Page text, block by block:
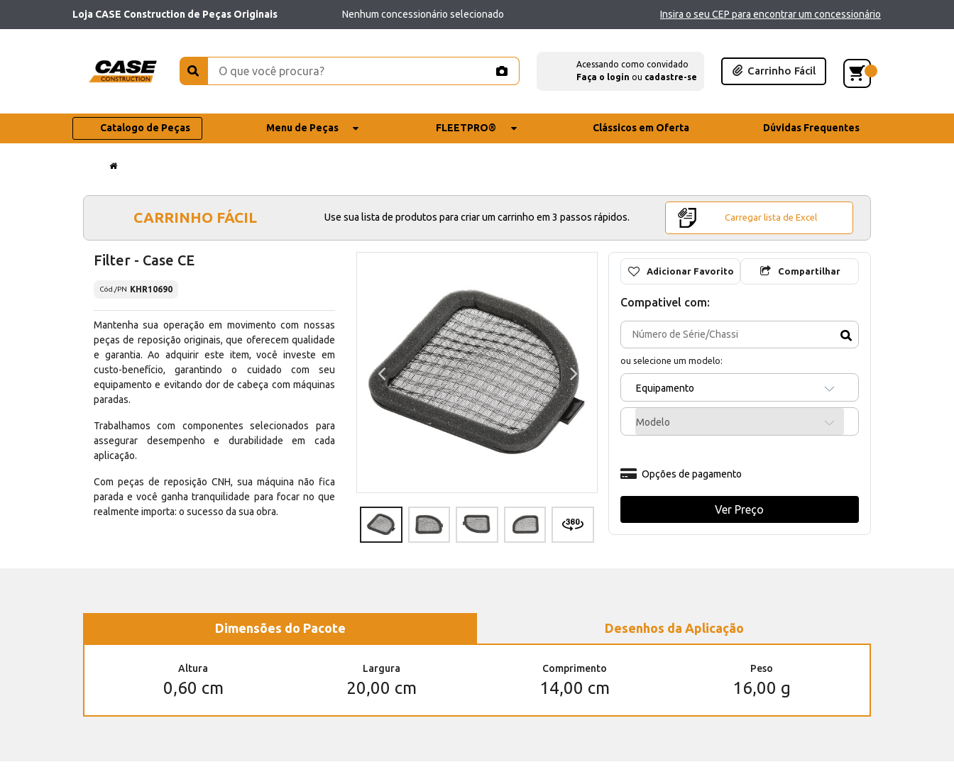
Loja CASE Construction de Peças Originais Nenhum concessionário selecionado Insira o seu CEP para encontrar um concessionário
Acessando como convidado
Faça o login ou cadastre-se
Carrinho Fácil
Catalogo de Peças Menu de Peças FLEETPRO® Clássicos em Oferta Dúvidas Frequentes
CARRINHO FÁCIL Use sua lista de produtos para criar um carrinho em 3 passos rápidos. Carregar lista de Excel
Filter - Case CE
Cód./PN KHR10690
Mantenha sua operação em movimento com nossas
peças de reposição originais, que oferecem qualidade
e garantia. Ao adquirir este item, você investe em
custo-benefício, garantindo o cuidado com seu
equipamento e evitando dor de cabeça com máquinas
paradas.
Trabalhamos com componentes selecionados para
assegurar desempenho e durabilidade em cada
aplicação.
Com peças de reposição CNH, sua máquina não fica
parada e você ganha tranquilidade para focar no que
realmente importa: o sucesso da sua obra.
Adicionar Favorito Compartilhar
Compativel com:
ou selecione um modelo:
Equipamento
Modelo
Opções de pagamento
Ver Preço
Dimensões do Pacote Desenhos da Aplicação
Altura
0,60 cm
Largura
20,00 cm
Comprimento
14,00 cm
Peso
16,00 g